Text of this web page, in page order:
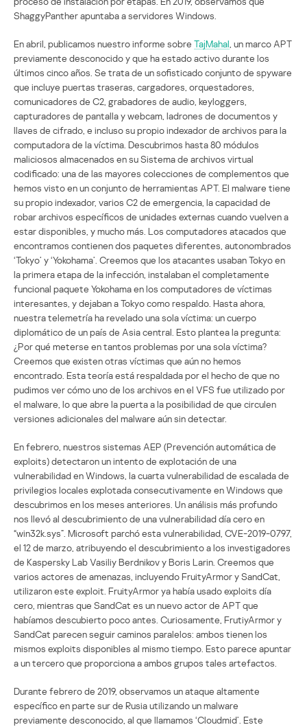
ShaggyPanther apuntaba a servidores Windows.
En abril, publicamos nuestro informe sobre TajMahal , un marco APT
previamente desconocido y que ha estado activo durante los
últimos cinco años. Se trata de un sofisticado conjunto de spyware
que incluye puertas traseras, cargadores, orquestadores,
comunicadores de C2, grabadores de audio, keyloggers,
capturadores de pantalla y webcam, ladrones de documentos y
llaves de cifrado, e incluso su propio indexador de archivos para la
computadora de la víctima. Descubrimos hasta 80 módulos
maliciosos almacenados en su Sistema de archivos virtual
codificado: una de las mayores colecciones de complementos que
hemos visto en un conjunto de herramientas APT. El malware tiene
su propio indexador, varios C2 de emergencia, la capacidad de
robar archivos específicos de unidades externas cuando vuelven a
estar disponibles, y mucho más. Los computadores atacados que
encontramos contienen dos paquetes diferentes, autonombrados
‘Tokyo’ y ‘Yokohama’. Creemos que los atacantes usaban Tokyo en
la primera etapa de la infección, instalaban el completamente
funcional paquete Yokohama en los computadores de víctimas
interesantes, y dejaban a Tokyo como respaldo. Hasta ahora,
nuestra telemetría ha revelado una sola víctima: un cuerpo
diplomático de un país de Asia central. Esto plantea la pregunta:
¿Por qué meterse en tantos problemas por una sola víctima?
Creemos que existen otras víctimas que aún no hemos
encontrado. Esta teoría está respaldada por el hecho de que no
pudimos ver cómo uno de los archivos en el VFS fue utilizado por
el malware, lo que abre la puerta a la posibilidad de que circulen
versiones adicionales del malware aún sin detectar.
En febrero, nuestros sistemas AEP (Prevención automática de
exploits) detectaron un intento de explotación de una
vulnerabilidad en Windows, la cuarta vulnerabilidad de escalada de
privilegios locales explotada consecutivamente en Windows que
descubrimos en los meses anteriores. Un análisis más profundo
nos llevó al descubrimiento de una vulnerabilidad día cero en
“win32k.sys”. Microsoft parchó esta vulnerabilidad, CVE-2019-0797,
el 12 de marzo, atribuyendo el descubrimiento a los investigadores
de Kaspersky Lab Vasiliy Berdnikov y Boris Larin. Creemos que
varios actores de amenazas, incluyendo FruityArmor y SandCat,
utilizaron este exploit. FruityArmor ya había usado exploits día
cero, mientras que SandCat es un nuevo actor de APT que
habíamos descubierto poco antes. Curiosamente, FrutiyArmor y
SandCat parecen seguir caminos paralelos: ambos tienen los
mismos exploits disponibles al mismo tiempo. Esto parece apuntar
a un tercero que proporciona a ambos grupos tales artefactos.
Durante febrero de 2019, observamos un ataque altamente
específico en parte sur de Rusia utilizando un malware
previamente desconocido, al que llamamos ‘Cloudmid’. Este